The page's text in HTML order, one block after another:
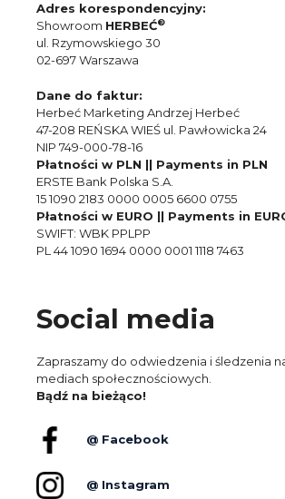
Adres korespondencyjny:
Showroom HERBEĆ®
ul. Rzymowskiego 30
02-697 Warszawa
Dane do faktur:
Herbeć Marketing Andrzej Herbeć
47-208 REŃSKA WIEŚ ul. Pawłowicka 24
NIP 749-000-78-16
Płatności w PLN || Payments in PLN
ERSTE Bank Polska S.A.
15 1090 2183 0000 0005 6600 0755
Płatności w EURO || Payments in
SWIFT: WBK PPLPP
PL 44 1090 1694 0000 0001 1118 7463
Social media
Zapraszamy do odwiedzenia i śledzenia
mediach społecznościowych.
Bądź na bieżąco!
@ Facebook
@ Instagram